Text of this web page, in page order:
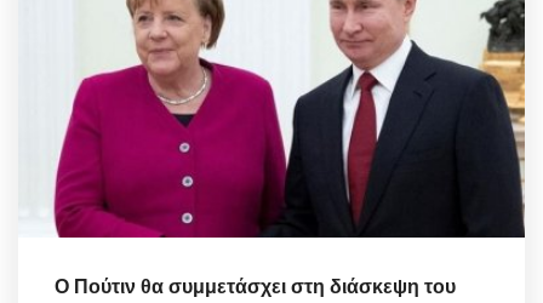
Ο Πούτιν θα συμμετάσχει στη διάσκεψη του